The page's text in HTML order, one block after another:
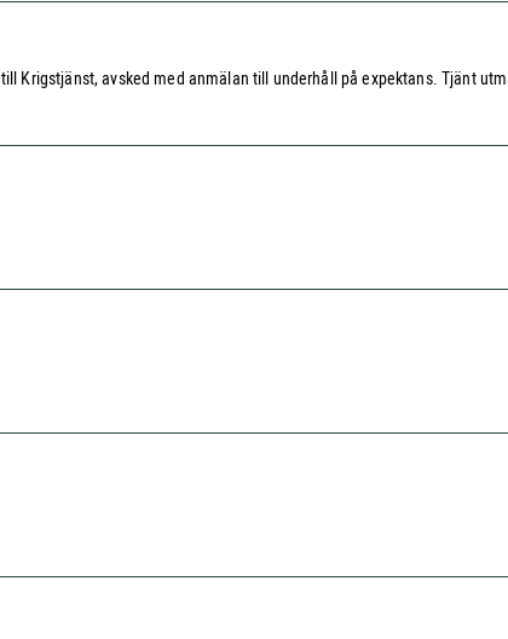
Krigstjänst, avsked med anmälan till underhåll på expektans. Tjänt